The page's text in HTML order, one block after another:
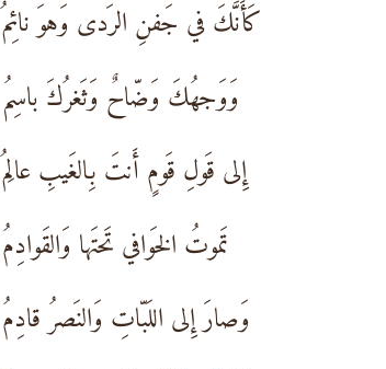
كَأَنَّكَ في جَفنِ الرَدى وَهوَ نائِمُ
وَوَجهُكَ وَضّاحٌ وَثَغرُكَ باسِمُ
إِلى قَولِ قَومٍ أَنتَ بِالغَيبِ عالِمُ
تَموتُ الخَوافي تَحتَها وَالقَوادِمُ
وَصارَ إِلى اللَبّاتِ وَالنَصرُ قادِمُ